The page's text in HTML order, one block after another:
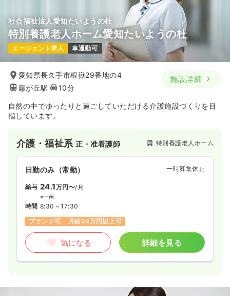
社会福祉法人愛知たいようの杜
特別養護老人ホーム愛知たいようの杜
エージェント求人 車通勤可
愛知県長久手市根嶽29番地の4
藤が丘駅
10分
施設詳細
自然の中でゆったりと過ごしていただける介護施設づくりを目
指しています。
介護・福祉系正・准看護師 特別養護老人ホーム
日勤のみ（常勤） 一時募集休止
給与 24.1万円〜/月
※一例
時間 8:30～17:30
ブランク可
月給24万円以上可
気になる 詳細を見る